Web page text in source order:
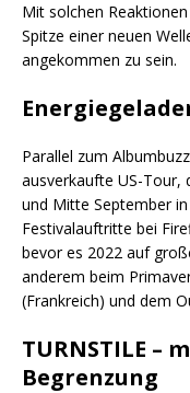
Mit solchen
Spitze einer neuen
angekommen zu sein.
Parallel zum
ausverkaufte US-Tour,
und Mitte September
Festivalauftritte bei
bevor es 2022 auf
anderem beim
(Frankreich) und dem
TURNSTILE –
Begrenzung